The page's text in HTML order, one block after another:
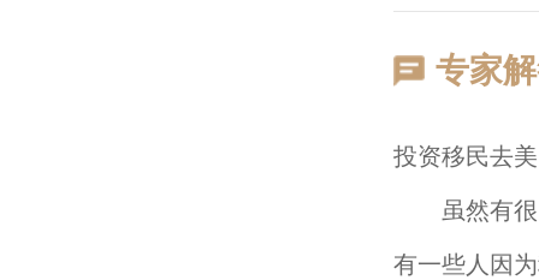
专家
投资移民去
虽然有很
有一些人因